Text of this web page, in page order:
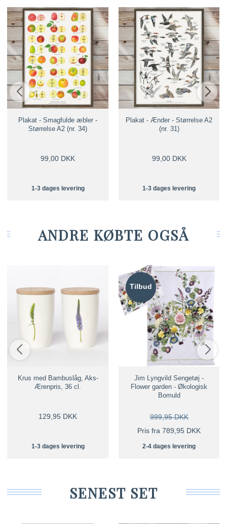
Plakat - Smagfulde æbler -
Størrelse A2 (nr. 34)
99,00 DKK
1-3 dages levering
Plakat - Ænder - Størrelse A2
(nr. 31)
99,00 DKK
1-3 dages levering
ANDRE KØBTE OGSÅ
Krus med Bambuslåg, Aks-
Ærenpris, 36 cl.
129,95 DKK
1-3 dages levering
Tilbud
Jim Lyngvild Sengetøj -
Flower garden - Økologisk
Bomuld
999,95 DKK
Pris fra 789,95 DKK
2-4 dages levering
SENEST SET